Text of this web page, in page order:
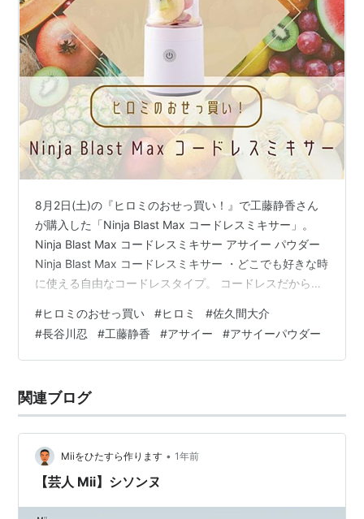
8月2日(土)の『ヒロミのおせっ買い！』で工藤静香さん
が購入した「Ninja Blast Max コードレスミキサー」。
Ninja Blast Max コードレスミキサー アサイー パウダー
Ninja Blast Max コードレスミキサー ・どこでも好きな時
に使える自由なコードレスタイプ。 コードレスだから家
え、作りたてのおいしさが楽しめます。・ひねってサッ
と持ち運べる。ストラップ付きで持ち運び自由自在。・
パワフルだから混ぜるものも自由。 コードレスなのにパ
に。強靭なステンレス8枚刃も搭載。…
#ヒロミのおせっ買い #ヒロミ #佐久間大介
#長谷川忍 #工藤静香 #アサイー #アサイーパウダー
関連ブログ
Miiをひたすら作ります • 1年前
【芸人 Mii】シソンヌ